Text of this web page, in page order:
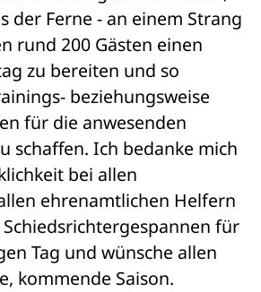
der Ferne - an einem Strang
rund 200 Gästen einen
zu bereiten und so
beziehungsweise
für die anwesenden
schaffen. Ich bedanke mich
bei allen
ehrenamtlichen Helfern
für
Tag und wünsche allen
kommende Saison.